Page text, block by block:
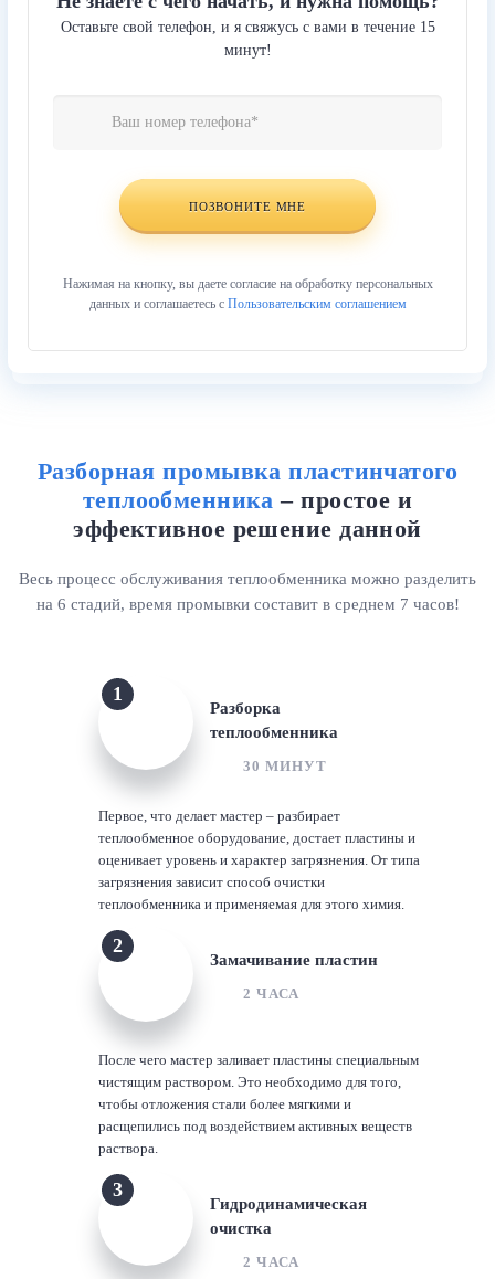
Оставьте свой телефон, и я свяжусь с вами в течение 15
минут!
ПОЗВОНИТЕ МНЕ
Нажимая на кнопку, вы даете согласие на обработку персональных
данных и соглашаетесь с Пользовательским соглашением
Разборная промывка пластинчатого
теплообменника – простое и
эффективное решение данной
Весь процесс обслуживания теплообменника можно разделить
на 6 стадий, время промывки составит в среднем 7 часов!
1
Разборка
теплообменника
30 МИНУТ
Первое, что делает мастер – разбирает
теплообменное оборудование, достает пластины и
оценивает уровень и характер загрязнения. От типа
загрязнения зависит способ очистки
теплообменника и применяемая для этого химия.
2
Замачивание пластин
2 ЧАСА
После чего мастер заливает пластины специальным
чистящим раствором. Это необходимо для того,
чтобы отложения стали более мягкими и
расщепились под воздействием активных веществ
раствора.
3
Гидродинамическая
очистка
2 ЧАСА